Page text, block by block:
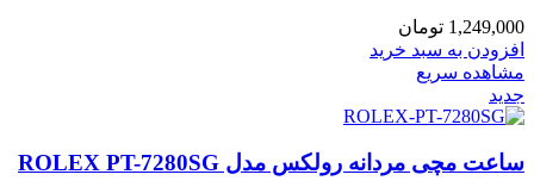
1,249,000 تومان
افزودن به سبد خرید
مشاهده سریع
جدید
ساعت مچی مردانه رولکس مدل ROLEX PT-7280SG